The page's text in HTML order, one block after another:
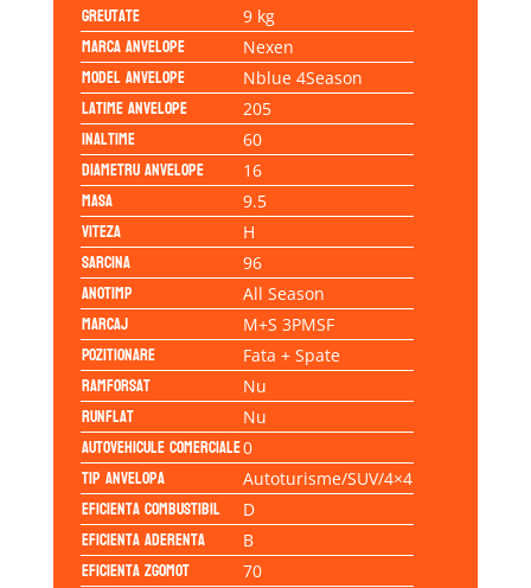
Greutate 9 kg
Marca anvelope Nexen
Model anvelope Nblue 4Season
Latime anvelope 205
Inaltime 60
Diametru anvelope 16
Masa 9.5
Viteza H
Sarcina 96
Anotimp All Season
Marcaj M+S 3PMSF
Pozitionare Fata + Spate
Ramforsat Nu
Runflat Nu
Autovehicule comerciale0
Tip anvelopa Autoturisme/SUV/4×4
Eficienta Combustibil D
Eficienta Aderenta B
Eficienta Zgomot 70